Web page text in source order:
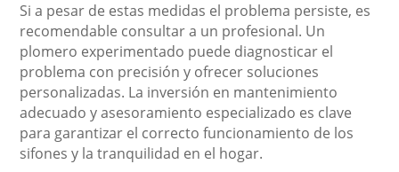
Si a pesar de estas medidas el problema persiste, es
recomendable consultar a un profesional. Un
plomero experimentado puede diagnosticar el
problema con precisión y ofrecer soluciones
personalizadas. La inversión en mantenimiento
adecuado y asesoramiento especializado es clave
para garantizar el correcto funcionamiento de los
sifones y la tranquilidad en el hogar.